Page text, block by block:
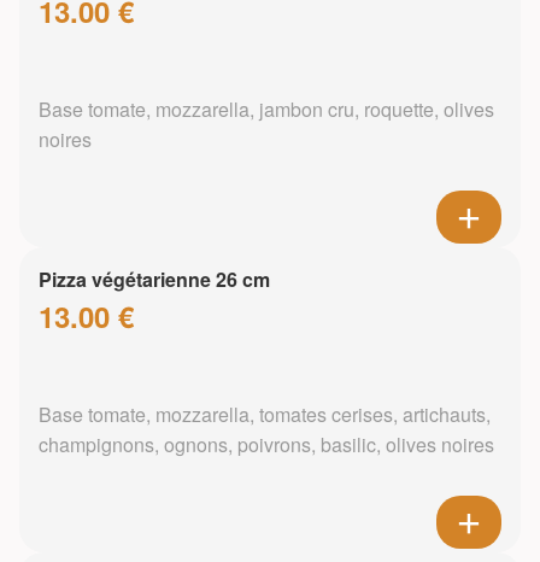
13.00 €
Base tomate, mozzarella, jambon cru, roquette, olives
noires
Pizza végétarienne 26 cm
13.00 €
Base tomate, mozzarella, tomates cerises, artichauts,
champignons, ognons, poivrons, basilic, olives noires